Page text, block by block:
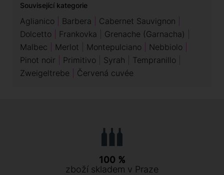
Související kategorie
Aglianico Barbera
Cabernet Sauvignon
Dolcetto
Frankovka
Grenache (Garnacha)
Malbec
Merlot Montepulciano
Nebbiolo
Pinot noir
Primitivo Syrah
Tempranillo
Zweigeltrebe
Červená cuvée
100 %
zboží skladem v Praze